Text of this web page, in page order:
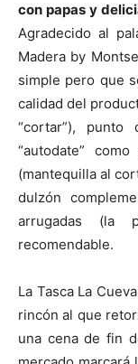
con papas y
Agradecido al
Madera by
simple pero que
calidad del
“cortar”),
“autodate”
(mantequilla al
dulzón
arrugadas (la
recomendable.
La Tasca La
rincón al que
una cena de fin